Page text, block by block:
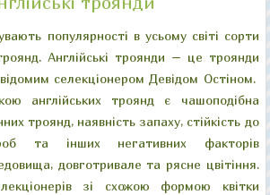
популярності в усьому світі сорти
Англійські троянди – це троянди
селекціонером Девідом Остіном.
англійських троянд є чашоподібна
троянд, наявність запаху, стійкість до
та інших негативних факторів
довготривале та рясне цвітіння.
зі схожою формою квітки